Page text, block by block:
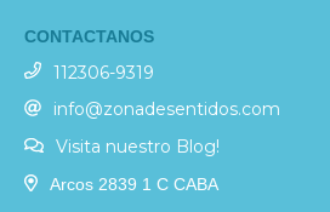
CONTACTANOS
112306-9319
info@zonadesentidos.com
Visita nuestro Blog!
Arcos 2839 1 C CABA